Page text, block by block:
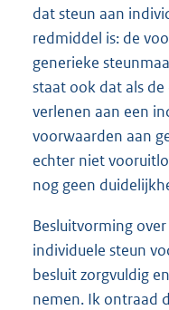
dat steun aan
redmiddel is: de
generieke
staat ook dat als
verlenen aan een
voorwaarden aan
echter niet
nog geen
Besluitvorming
individuele steun
besluit zorgvuldig
nemen. Ik ontraad